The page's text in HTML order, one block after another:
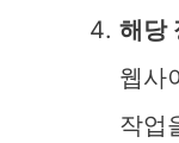
해당
웹사
작업